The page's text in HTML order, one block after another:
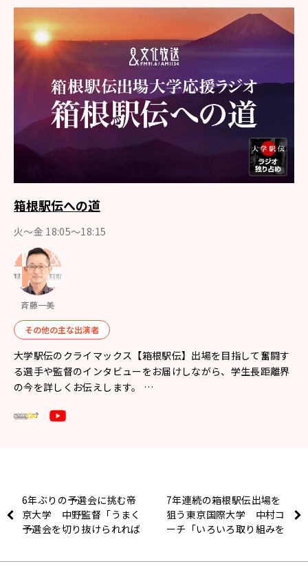
箱根駅伝への道
火～金 18:05～18:15
斉藤一美
その他の主な出演者
大学駅伝のクライマックス【箱根駅伝】出場を目指して奮闘す
る選手や監督のインタビューをお届けしながら、学生長距離界
の今を詳しくお伝えします。 …
6年ぶりの予選会に挑む帝
京大学 中野監督「うまく
予選会を切り抜けられれば
根駅伝への道～
7年連続の箱根駅伝出場を
狙う東京国際大学 中村コ
ーチ「いろいろ取り組みを
た」～箱根駅伝への道～